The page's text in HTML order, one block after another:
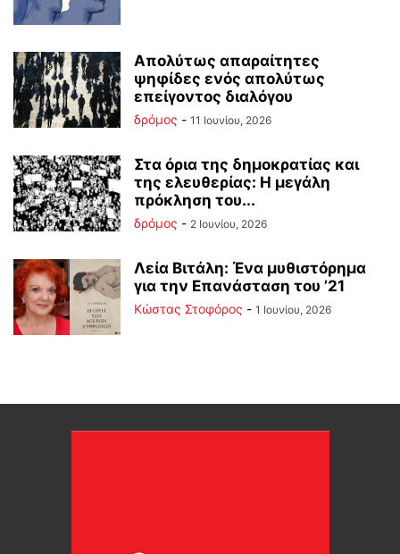
Απολύτως απαραίτητες
ψηφίδες ενός απολύτως
επείγοντος διαλόγου
δρόμος - 11 Ιουνίου, 2026
Στα όρια της δημοκρατίας και
της ελευθερίας: Η μεγάλη
πρόκληση του...
δρόμος - 2 Ιουνίου, 2026
Λεία Βιτάλη: Ένα μυθιστόρημα
για την Επανάσταση του ’21
Κώστας Στοφόρος - 1 Ιουνίου, 2026